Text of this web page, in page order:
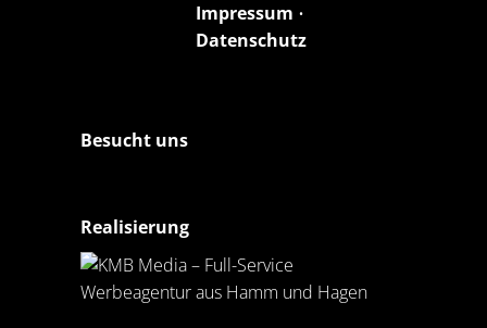
Impressum •
Datenschutz
Besucht uns
Realisierung